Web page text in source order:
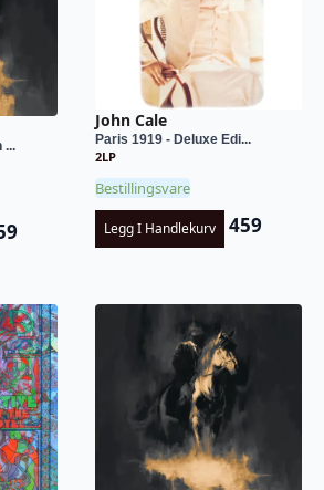
...
John Cale
Paris 1919 - Deluxe Edi...
2LP
Bestillingsvare
Legg I Handlekurv 459